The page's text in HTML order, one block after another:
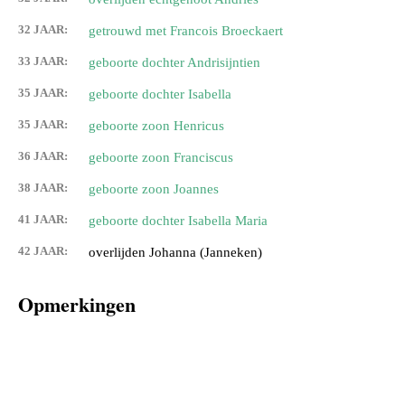
32 JAAR: getrouwd met Francois Broeckaert
33 JAAR: geboorte dochter Andrisijntien
35 JAAR: geboorte dochter Isabella
35 JAAR: geboorte zoon Henricus
36 JAAR: geboorte zoon Franciscus
38 JAAR: geboorte zoon Joannes
41 JAAR: geboorte dochter Isabella Maria
42 JAAR: overlijden Johanna (Janneken)
Opmerkingen